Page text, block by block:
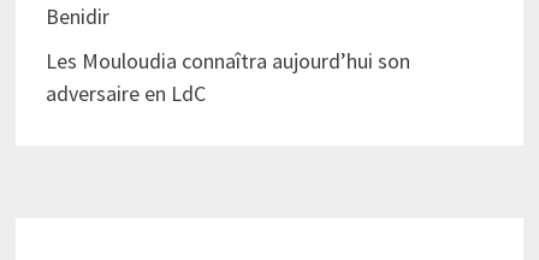
Benidir
Les Mouloudia connaîtra aujourd’hui son
adversaire en LdC